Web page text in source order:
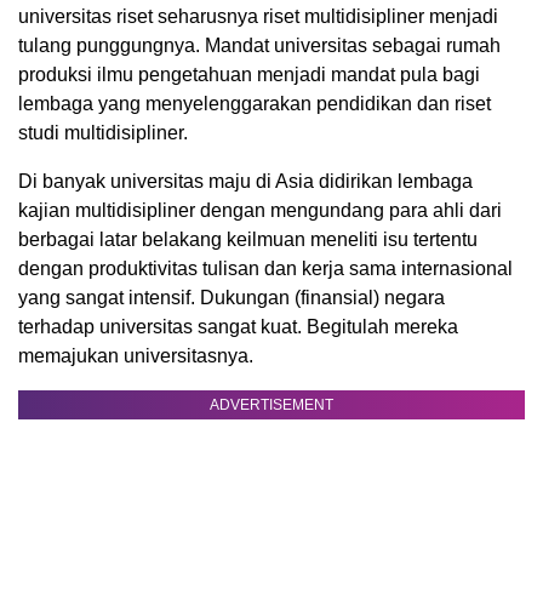
universitas riset seharusnya riset multidisipliner menjadi
tulang punggungnya. Mandat universitas sebagai rumah
produksi ilmu pengetahuan menjadi mandat pula bagi
lembaga yang menyelenggarakan pendidikan dan riset
studi multidisipliner.
Di banyak universitas maju di Asia didirikan lembaga
kajian multidisipliner dengan mengundang para ahli dari
berbagai latar belakang keilmuan meneliti isu tertentu
dengan produktivitas tulisan dan kerja sama internasional
yang sangat intensif. Dukungan (finansial) negara
terhadap universitas sangat kuat. Begitulah mereka
memajukan universitasnya.
ADVERTISEMENT